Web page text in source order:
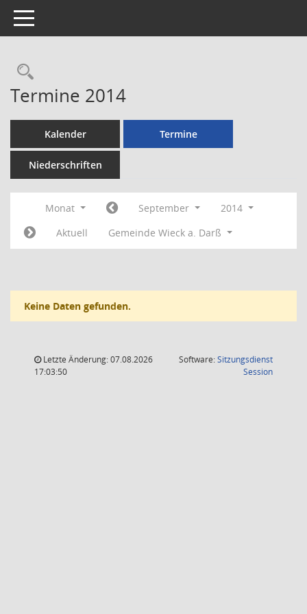
Toggle navigation
Rechercheauswahl
Termine 2014
Kalender Termine
Niederschriften
Monat September
2014
Aktuell
Gemeinde Wieck a. Darß
Keine Daten gefunden.
Letzte Änderung: 07.08.2026
17:03:50
Software:Sitzungsdienst
Session(Wird in